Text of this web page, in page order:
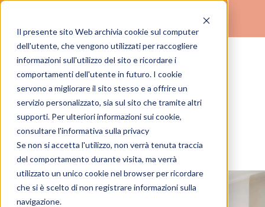
Il presente sito Web archivia cookie sul computer
dell'utente, che vengono utilizzati per raccogliere
informazioni sull'utilizzo del sito e ricordare i
comportamenti dell'utente in futuro. I cookie
servono a migliorare il sito stesso e a offrire un
servizio personalizzato, sia sul sito che tramite altri
supporti. Per ulteriori informazioni sui cookie,
consultarel'informativa sulla privacy
Se non si accetta l'utilizzo, non verrà tenuta traccia
del comportamento durante visita, ma verrà
utilizzato un unico cookie nel browser per ricordare
che si è scelto di non registrare informazioni sulla
navigazione.
( TROVA IL TUO STUDIO )
Milano
Duomo Studio 17
Medico Estetico